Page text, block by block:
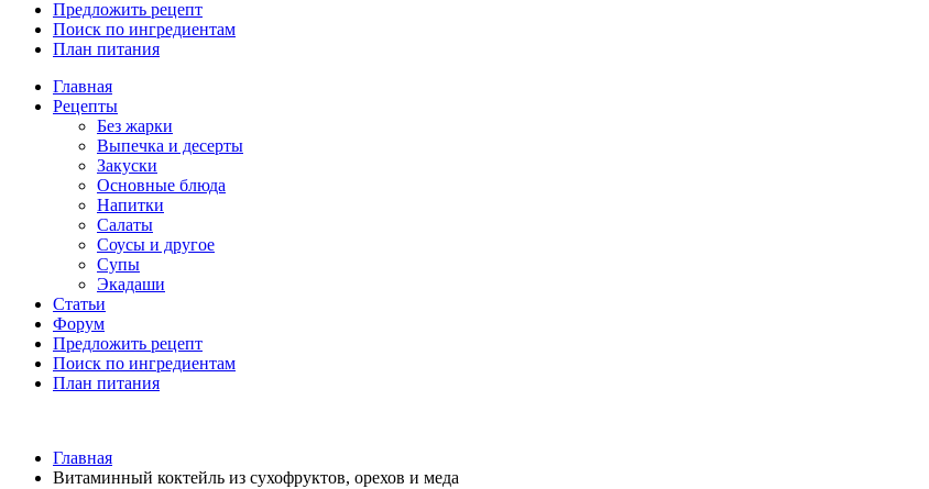
Предложить рецепт
Поиск по ингредиентам
План питания
Главная
Рецепты
Без жарки
Выпечка и десерты
Закуски
Основные блюда
Напитки
Салаты
Соусы и другое
Супы
Экадаши
Статьи
Форум
Предложить рецепт
Поиск по ингредиентам
План питания
Главная
Витаминный коктейль из сухофруктов, орехов и меда